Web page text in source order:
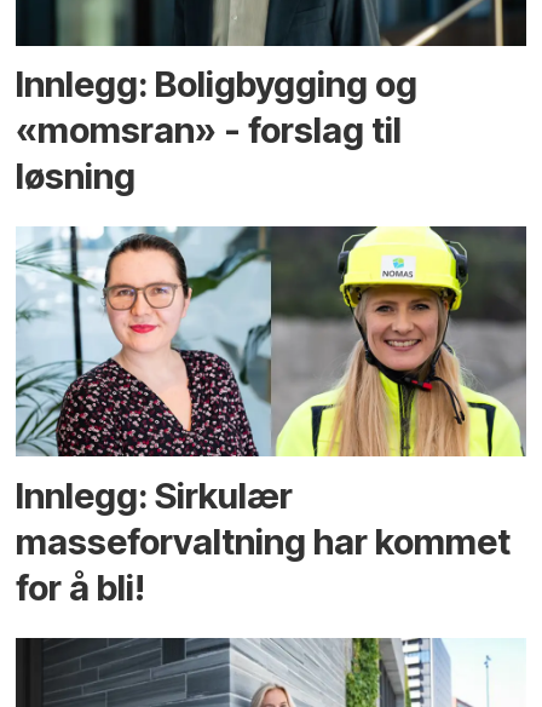
Innlegg: Boligbygging og
«momsran» - forslag til
løsning
Innlegg: Sirkulær
masseforvaltning har kommet
for å bli!